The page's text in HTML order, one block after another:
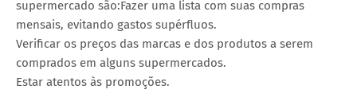
supermercado são:Fazer uma lista com suas compras
mensais, evitando gastos supérfluos.
Verificar os preços das marcas e dos produtos a serem
comprados em alguns supermercados.
Estar atentos às promoções.